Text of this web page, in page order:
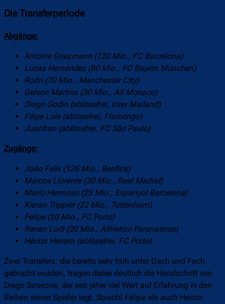
Die Transferperiode
Abgänge:
Antoine Griezmann (120 Mio., FC Barcelona)
Lucas Hernández (80 Mio., FC Bayern München)
Rodri (70 Mio., Manchester City)
Gelson Martins (30 Mio., AS Monaco)
Diego Godin (ablösefrei, Inter Mailand)
Filipe Luís (ablösefrei, Flamengo)
Juanfran (ablösefrei, FC São Paulo)
Zugänge:
João Felix (126 Mio., Benfica)
Marcos Llorente (30 Mio., Real Madrid)
Mario Hermoso (25 Mio., Espanyol Barcelona)
Kieran Trippier (22 Mio., Tottenham)
Felipe (20 Mio., FC Porto)
Renan Lodi (20 Mio., Athletico Paranaense)
Héctor Herrera (ablösefrei, FC Porto)
Zwei Transfers, die bereits sehr früh unter Dach und Fach
gebracht wurden, tragen dabei deutlich die Handschrift von
Diego Simeone, der seit jeher viel Wert auf Erfahrung in den
Reihen seiner Spieler legt. Sowohl Felipe als auch Hector